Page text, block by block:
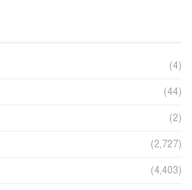
(4)
(44)
(2)
(2,727)
(4,403)